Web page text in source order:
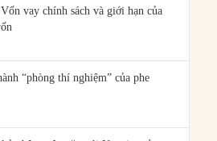
vay chính sách và giới hạn của
“phòng thí nghiệm” của phe